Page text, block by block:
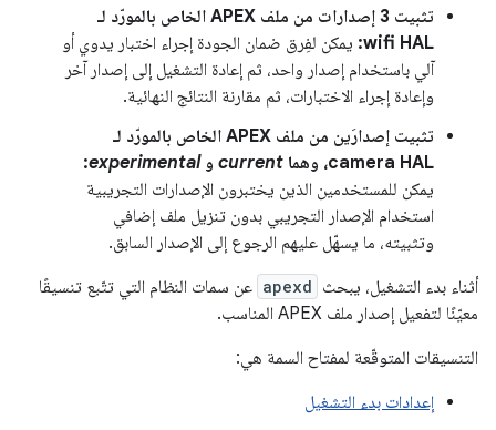
تثبيت 3 إصدارات من ملف APEX الخاص بالمورّد لـ
wifi HAL: يمكن لفِرق ضمان الجودة إجراء اختبار يدوي أو
آلي باستخدام إصدار واحد، ثم إعادة التشغيل إلى إصدار آخر
وإعادة إجراء الاختبارات، ثم مقارنة النتائج النهائية.
تثبيت إصدارَين من ملف APEX الخاص بالمورّد لـ
camera HAL، وهما
current وexperimental
:
يمكن للمستخدمين الذين يختبرون الإصدارات التجريبية
استخدام الإصدار التجريبي بدون تنزيل ملف إضافي
وتثبيته، ما يسهّل عليهم الرجوع إلى الإصدار السابق.
أثناء بدء التشغيل، يبحث apexd عن سمات النظام التي تتّبع تنسيقًا
معيّنًا لتفعيل إصدار ملف APEX المناسب.
التنسيقات المتوقّعة لمفتاح السمة هي:
إعدادات بدء التشغيل